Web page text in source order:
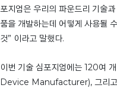
포지엄은 우리의 파운드리 기술
품을 개발하는데 어떻게 사용될
것” 이라고 말했다.
이번 기술 심포지엄에는 120
Device Manufacturer), 그리고